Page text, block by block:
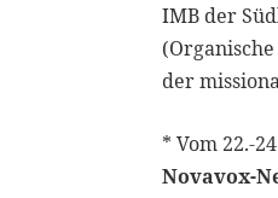
IMB der
der
* Vom 22.-
Novavox-